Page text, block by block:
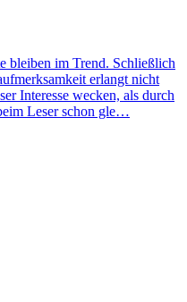
bleiben im Trend. Schließlich
erlangt nicht
Interesse wecken, als durch
Leser schon gle…